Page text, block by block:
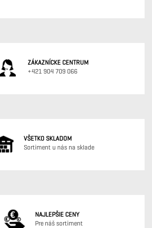
ZÁKAZNÍCKE CENTRUM
+421 904 709 066
VŠETKO SKLADOM
Sortiment u nás na sklade
NAJLEPŠIE CENY
Pre náš sortiment